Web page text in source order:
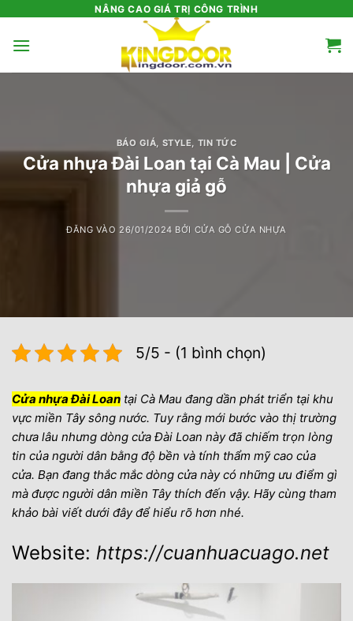
nội
NÂNG CAO GIÁ TRỊ CÔNG TRÌNH
BÁO GIÁ STYLE TIN TỨC
Cửa nhựa Đài Loan tại Cà Mau | Cửa
nhựa giả gỗ
ĐĂNG VÀO 26/01/2024 BỞI CỬA GỖ CỬA NHỰA
5/5 - (1 bình chọn)
Cửa nhựa Đài Loan tại Cà Mau đang dần phát triển tại khu
vực miền Tây sông nước. Tuy rằng mới bước vào thị trường
chưa lâu nhưng dòng cửa Đài Loan này đã chiếm trọn lòng
tin của người dân bằng độ bền và tính thẩm mỹ cao của
cửa. Bạn đang thắc mắc dòng cửa này có những ưu điểm gì
mà được người dân miền Tây thích đến vậy. Hãy cùng tham
khảo bài viết dưới đây để hiểu rõ hơn nhé.
Website: https://cuanhuacuago.net